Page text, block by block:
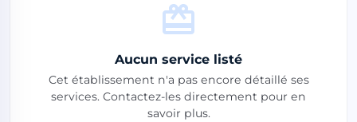
Aucun service listé
Cet établissement n'a pas encore détaillé ses
services. Contactez-les directement pour en
savoir plus.